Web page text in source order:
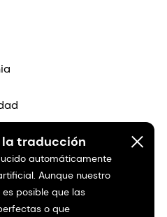
la traducción
automáticamente
Aunque nuestro
posible que las
o que